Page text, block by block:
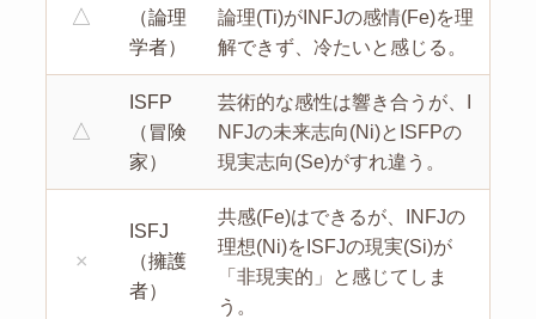
△
（論理
学者）
論理(Ti)がINFJの感情(Fe)を理
解できず、冷たいと感じる。
△
ISFP
（冒険
家）
芸術的な感性は響き合うが、I
NFJの未来志向(Ni)とISFPの
現実志向(Se)がすれ違う。
×
ISFJ
（擁護
者）
共感(Fe)はできるが、INFJの
理想(Ni)をISFJの現実(Si)が
「非現実的」と感じてしま
う。